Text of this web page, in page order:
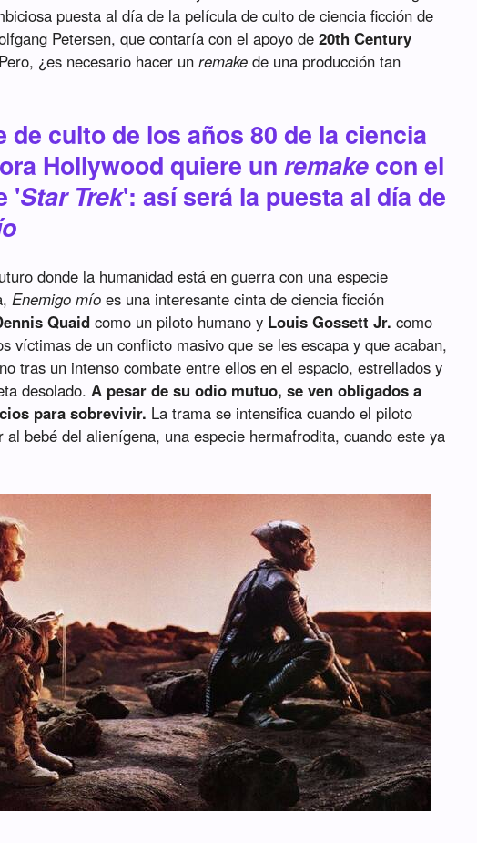
puesta al día de la película de culto de ciencia ficción de
Petersen, que contaría con el apoyo de 20th Century
¿es necesario hacer unremake de una producción tan
de culto de los años 80 de la ciencia
Hollywood quiere unremake con el
'Star Trek': así será la puesta al día de
donde la humanidad está en guerra con una especie
Enemigo mío es una interesante cinta de ciencia ficción
Quaid como un piloto humano y Louis Gossett Jr. como
víctimas de un conflicto masivo que se les escapa y que acaban,
tras un intenso combate entre ellos en el espacio, estrellados y
desolado.A pesar de su odio mutuo, se ven obligados a
para sobrevivir. La trama se intensifica cuando el piloto
al bebé del alienígena, una especie hermafrodita, cuando este ya